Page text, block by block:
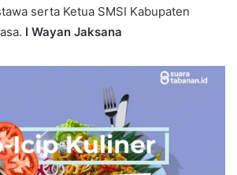
serta Ketua SMSI Kabupaten
I Wayan Jaksana